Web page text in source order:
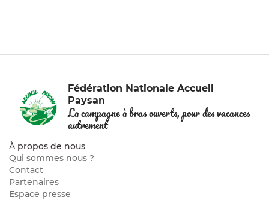
Fédération Nationale Accueil
Paysan
La campagne à bras ouverts, pour des vacances
autrement
À propos de nous
Qui sommes nous ?
Contact
Partenaires
Espace presse